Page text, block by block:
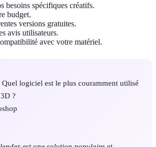
besoins spécifiques créatifs.
budget.
versions gratuites.
avis utilisateurs.
avec votre matériel.
Quel logiciel est le plus couramment utilisé
?